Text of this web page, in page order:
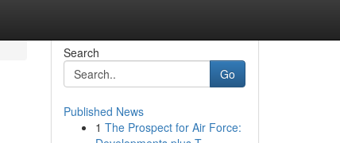
Search
Go
Published News
1 The Prospect for Air Force: